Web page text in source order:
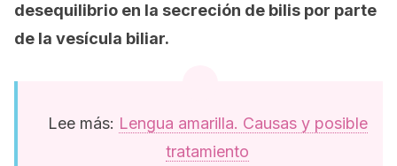
desequilibrio en la secreción de bilis por parte
de la vesícula biliar.
Lee más: Lengua amarilla. Causas y posible
tratamiento